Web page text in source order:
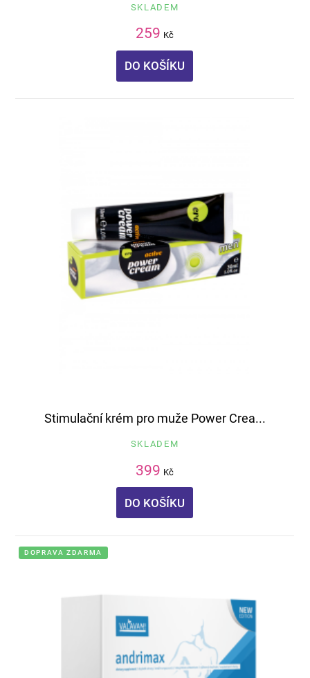
SKLADEM
259 Kč
DO KOŠÍKU
Stimulační krém pro muže Power Crea...
SKLADEM
399 Kč
DO KOŠÍKU
DOPRAVA ZDARMA